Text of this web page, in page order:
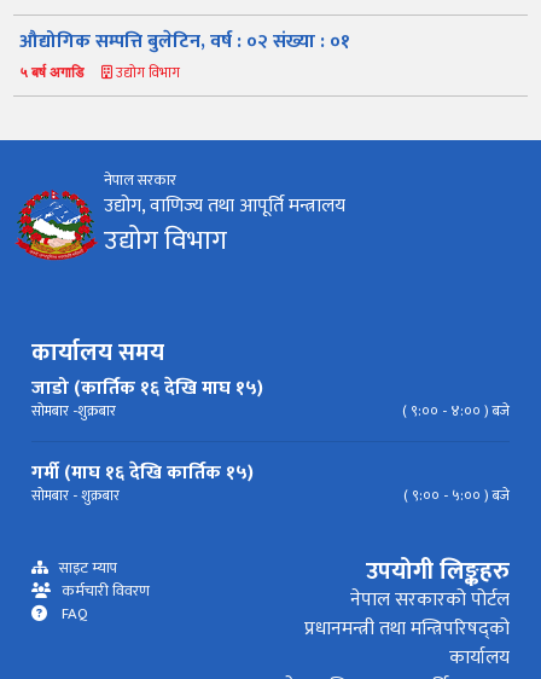
औद्योगिक सम्पत्ति बुलेटिन, वर्ष : ०२ संख्या : ०१
५ बर्ष अगाडि उद्योग विभाग
सूचना
मापदण्ड
नेपाल सरकार
उद्योग, वाणिज्य तथा आपूर्ति मन्त्रालय
उद्योग विभाग
कार्यालय समय
जाडो (कार्तिक १६ देखि माघ १५)
सोमबार -शुक्रबार ( ९:०० - ४:०० ) बजे
गर्मी (माघ १६ देखि कार्तिक १५)
सोमबार - शुक्रबार ( ९:०० - ५:०० ) बजे
साइट म्याप
कर्मचारी विवरण
FAQ
उपयोगी लिङ्कहरु
नेपाल सरकारको पोर्टल
प्रधानमन्त्री तथा मन्त्रिपरिषद्को
कार्यालय